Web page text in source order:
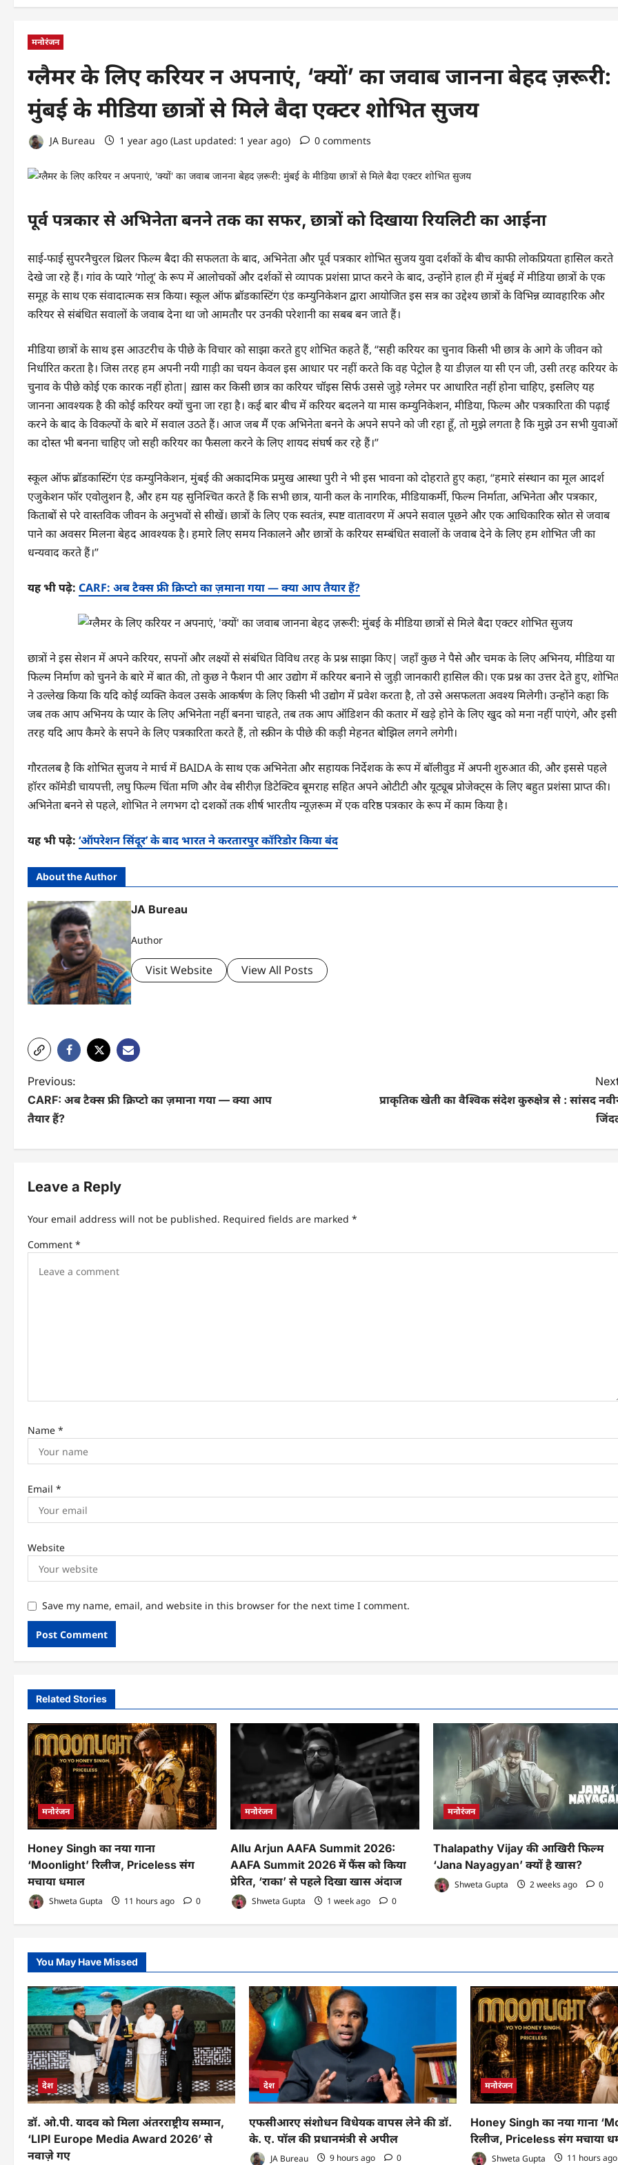
मनोरंजन
ग्लैमर के लिए करियर न अपनाएं, ‘क्यों’ का जवाब जानना बेहद ज़रूरी:
मुंबई के मीडिया छात्रों से मिले बैदा एक्टर शोभित सुजय
JA Bureau 1 year ago (Last updated: 1 year ago) 0 comments
पूर्व पत्रकार से अभिनेता बनने तक का सफर, छात्रों को दिखाया रियलिटी का आईना
साई-फाई सुपरनैचुरल थ्रिलर फिल्म बैदा की सफलता के बाद, अभिनेता और पूर्व पत्रकार शोभित सुजय युवा दर्शकों के बीच काफी लोकप्रियता हासिल करते
देखे जा रहे हैं। गांव के प्यारे ‘गोलू’ के रूप में आलोचकों और दर्शकों से व्यापक प्रशंसा प्राप्त करने के बाद, उन्होंने हाल ही में मुंबई में मीडिया छात्रों के एक
समूह के साथ एक संवादात्मक सत्र किया। स्कूल ऑफ ब्रॉडकास्टिंग एंड कम्युनिकेशन द्वारा आयोजित इस सत्र का उद्देश्य छात्रों के विभिन्न व्यावहारिक और
करियर से संबंधित सवालों के जवाब देना था जो आमतौर पर उनकी परेशानी का सबब बन जाते हैं।
मीडिया छात्रों के साथ इस आउटरीच के पीछे के विचार को साझा करते हुए शोभित कहते हैं, “सही करियर का चुनाव किसी भी छात्र के आगे के जीवन को
निर्धारित करता है। जिस तरह हम अपनी नयी गाड़ी का चयन केवल इस आधार पर नहीं करते कि वह पेट्रोल है या डीज़ल या सी एन जी, उसी तरह करियर के
चुनाव के पीछे कोई एक कारक नहीं होता| ख़ास कर किसी छात्र का करियर चॉइस सिर्फ उससे जुड़े ग्लेमर पर आधारित नहीं होना चाहिए, इसलिए यह
जानना आवश्यक है की कोई करियर क्यों चुना जा रहा है। कई बार बीच में करियर बदलने या मास कम्युनिकेशन, मीडिया, फिल्म और पत्रकारिता की पढ़ाई
करने के बाद के विकल्पों के बारे में सवाल उठते हैं। आज जब मैं एक अभिनेता बनने के अपने सपने को जी रहा हूँ, तो मुझे लगता है कि मुझे उन सभी युवाओं
का दोस्त भी बनना चाहिए जो सही करियर का फैसला करने के लिए शायद संघर्ष कर रहे हैं।”
स्कूल ऑफ ब्रॉडकास्टिंग एंड कम्युनिकेशन, मुंबई की अकादमिक प्रमुख आस्था पुरी ने भी इस भावना को दोहराते हुए कहा, “हमारे संस्थान का मूल आदर्श
एजुकेशन फॉर एवोलुशन है, और हम यह सुनिश्चित करते हैं कि सभी छात्र, यानी कल के नागरिक, मीडियाकर्मी, फिल्म निर्माता, अभिनेता और पत्रकार,
किताबों से परे वास्तविक जीवन के अनुभवों से सीखें। छात्रों के लिए एक स्वतंत्र, स्पष्ट वातावरण में अपने सवाल पूछने और एक आधिकारिक स्रोत से जवाब
पाने का अवसर मिलना बेहद आवश्यक है। हमारे लिए समय निकालने और छात्रों के करियर सम्बंधित सवालों के जवाब देने के लिए हम शोभित जी का
धन्यवाद करते हैं।”
यह भी पढ़े: CARF: अब टैक्स फ्री क्रिप्टो का ज़माना गया — क्या आप तैयार हैं?
छात्रों ने इस सेशन में अपने करियर, सपनों और लक्ष्यों से संबंधित विविध तरह के प्रश्न साझा किए| जहाँ कुछ ने पैसे और चमक के लिए अभिनय, मीडिया या
फिल्म निर्माण को चुनने के बारे में बात की, तो कुछ ने फैशन पी आर उद्योग में करियर बनाने से जुड़ी जानकारी हासिल की। एक प्रश्न का उत्तर देते हुए,
ने उल्लेख किया कि यदि कोई व्यक्ति केवल उसके आकर्षण के लिए किसी भी उद्योग में प्रवेश करता है, तो उसे असफलता अवश्य मिलेगी। उन्होंने कहा कि
जब तक आप अभिनय के प्यार के लिए अभिनेता नहीं बनना चाहते, तब तक आप ऑडिशन की कतार में खड़े होने के लिए खुद को मना नहीं पाएंगे, और इसी
तरह यदि आप कैमरे के सपने के लिए पत्रकारिता करते हैं, तो स्क्रीन के पीछे की कड़ी मेहनत बोझिल लगने लगेगी।
गौरतलब है कि शोभित सुजय ने मार्च में BAIDA के साथ एक अभिनेता और सहायक निर्देशक के रूप में बॉलीवुड में अपनी शुरुआत की, और इससे पहले
हॉरर कॉमेडी चायपत्ती, लघु फिल्म चिंता मणि और वेब सीरीज़ डिटेक्टिव बूमराह सहित अपने ओटीटी और यूट्यूब प्रोजेक्ट्स के लिए बहुत प्रशंसा प्राप्त की।
अभिनेता बनने से पहले, शोभित ने लगभग दो दशकों तक शीर्ष भारतीय न्यूज़रूम में एक वरिष्ठ पत्रकार के रूप में काम किया है।
यह भी पढ़े: ‘ऑपरेशन सिंदूर’ के बाद भारत ने करतारपुर कॉरिडोर किया बंद
About the Author
JA Bureau
Author
Visit Website View All Posts
P
o
n
i
n
Previous:
CARF: अब टैक्स फ्री क्रिप्टो का ज़माना गया — क्या आप
तैयार हैं?
प्राकृतिक खेती का वैश्विक संदेश कुरुक्षेत्र से : सांसद
Leave a Reply
Your email address will not be published. Required fields are marked *
Comment *
Name *
Email *
Website
Save my name, email, and website in this browser for the next time I comment.
Related Stories
मनोरंजन
Honey Singh का नया गाना
‘Moonlight’ रिलीज, Priceless संग
मचाया धमाल
Shweta Gupta 11 hours ago 0
मनोरंजन
Allu Arjun AAFA Summit 2026:
AAFA Summit 2026 में फैंस को किया
प्रेरित, ‘राका’ से पहले दिखा खास अंदाज
Shweta Gupta 1 week ago 0
मनोरंजन
Thalapathy Vijay की आखिरी फिल्म
‘Jana Nayagyan’ क्यों है खास?
Shweta Gupta 2 weeks ago 0
You May Have Missed
देश
डॉ. ओ.पी. यादव को मिला अंतरराष्ट्रीय सम्मान,
‘LIPI Europe Media Award 2026’ से
नवाज़े गए
देश
एफसीआरए संशोधन विधेयक वापस लेने की डॉ.
के. ए. पॉल की प्रधानमंत्री से अपील
JA Bureau 9 hours ago 0
मनोरंजन
Honey Singh का नया गाना
रिलीज, Priceless संग मचाया
Shweta Gupta 11 hours